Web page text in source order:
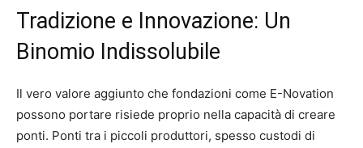
Tradizione e Innovazione: Un
Binomio Indissolubile
Il vero valore aggiunto che fondazioni come E-Novation
possono portare risiede proprio nella capacità di creare
ponti. Ponti tra i piccoli produttori, spesso custodi di